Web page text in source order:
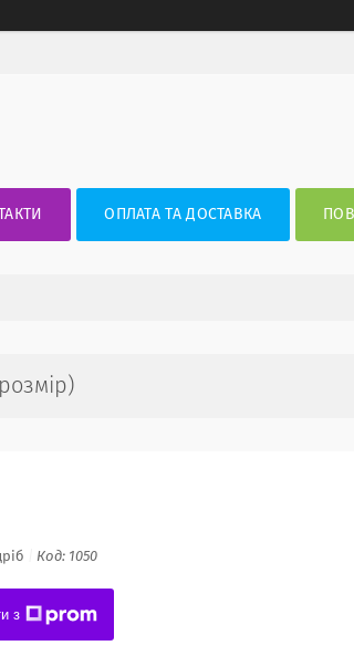
ОПЛАТА ТА ДОСТАВКА
Код: 1050
з